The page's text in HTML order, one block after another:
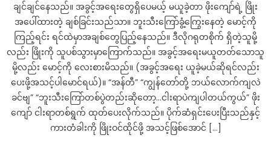
ချင်ချင်နေသည်။ အခွင့်အရေးတွေရှိပေမယ့် မယူခဲ့တာ ဖိုးကျော်ရဲ့ ဖြိုး
အပေါ်ထားတဲ့ ချစ်ခြင်းသည်သာ။ ဘူးသီးကြော်ခွံ့ကြွေးနေတဲ့ မောင့်ကို
ကြည့်ရင်း ရင်ထဲမှာအချစ်တွေပြည့်နေသည်။ ဒီလိုဂရုတစိုက် ရှိတဲ့သူမို့
လည်း ဖြိုးကို သူပစ်သွားမှာကြောက်သည်။ အခွင့်အရေးမယူတတ်သောသူ
မို့လည်း မောင့်ကို လေးစားမိသည်။ (အခွင့်အရေး ယူခဲ့မယ်ဆိုရင်လည်း
ပေးဖို့အသင့်ပါမောင်ရယ်)။ “အန်တီ” “ကျွန်တော်တို့ ဘယ်လောက်ကျလဲ
ခင်ဗျ” “ဘူးသီးကြော်တစ်ပွဲတည်းဆိုတော့…ငါးရာပဲကျပါတယ်ကွယ်” ဖိုး
ကျော် ငါးရာတစ်ရွက် ထုတ်ပေးလိုက်သည်။ ပိုက်ဆံရှင်းပေးပြီးသည်နှင့်
ကားတံခါးကို ဖြိုးဝင်ထိုင်ဖို့ အသင့်ဖြစ်အောင် […]